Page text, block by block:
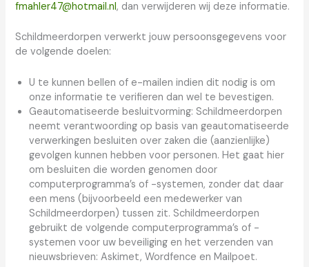
fmahler47@hotmail.nl, dan verwijderen wij deze informatie.
Schildmeerdorpen verwerkt jouw persoonsgegevens voor
de volgende doelen:
U te kunnen bellen of e-mailen indien dit nodig is om
onze informatie te verifieren dan wel te bevestigen.
Geautomatiseerde besluitvorming: Schildmeerdorpen
neemt verantwoording op basis van geautomatiseerde
verwerkingen besluiten over zaken die (aanzienlijke)
gevolgen kunnen hebben voor personen. Het gaat hier
om besluiten die worden genomen door
computerprogramma’s of -systemen, zonder dat daar
een mens (bijvoorbeeld een medewerker van
Schildmeerdorpen) tussen zit. Schildmeerdorpen
gebruikt de volgende computerprogramma’s of -
systemen voor uw beveiliging en het verzenden van
nieuwsbrieven: Askimet, Wordfence en Mailpoet.